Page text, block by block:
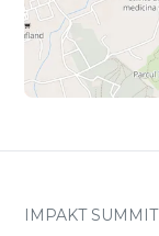
IMPAKT SUMMIT